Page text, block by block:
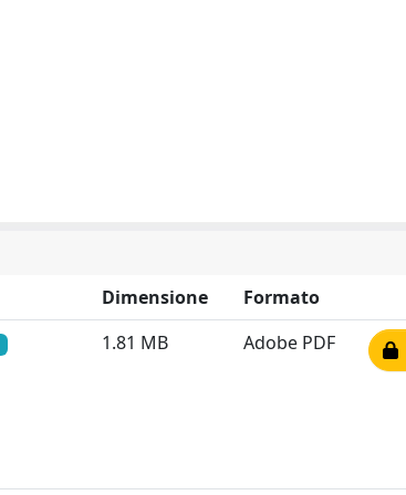
Dimensione
Formato
1.81 MB Adobe PDF